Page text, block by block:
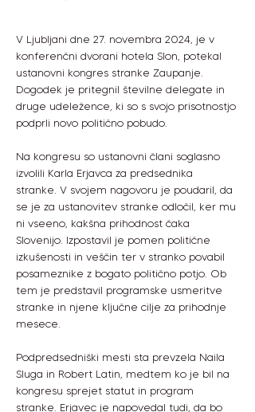
V Ljubljani dne 27. novembra 2024, je v
konferenčni dvorani hotela Slon, potekal
ustanovni kongres stranke Zaupanje.
Dogodek je pritegnil številne delegate in
druge udeležence, ki so s svojo prisotnostjo
podprli novo politično pobudo.
Na kongresu so ustanovni člani soglasno
izvolili Karla Erjavca za predsednika
stranke. V svojem nagovoru je poudaril, da
se je za ustanovitev stranke odločil, ker mu
ni vseeno, kakšna prihodnost čaka
Slovenijo. Izpostavil je pomen politične
izkušenosti in veščin ter v stranko povabil
posameznike z bogato politično potjo. Ob
tem je predstavil programske usmeritve
stranke in njene ključne cilje za prihodnje
mesece.
Podpredsedniški mesti sta prevzela Naila
Sluga in Robert Latin, medtem ko je bil na
kongresu sprejet statut in program
stranke. Erjavec je napovedal tudi, da bo